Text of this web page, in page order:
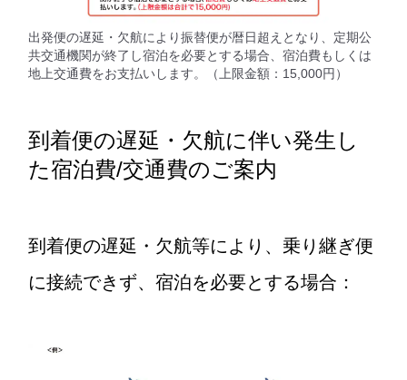
出発便の遅延・欠航により振替便が暦日超えとなり、定期公
共交通機関が終了し宿泊を必要とする場合、宿泊費もしくは
地上交通費をお支払いします。（上限金額：15,000円）
到着便の遅延・欠航に伴い発生し
た宿泊費/交通費のご案内
到着便の遅延・欠航等により、乗り継ぎ便
に接続できず、宿泊を必要とする場合：